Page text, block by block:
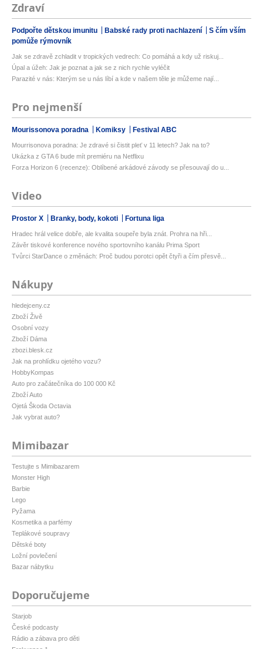
Zdraví
Podpořte dětskou imunitu Babské rady proti nachlazení
S čím vším
pomůže rýmovník
Jak se zdravě zchladit v tropických vedrech: Co pomáhá a kdy už riskuj...
Úpal a úžeh: Jak je poznat a jak se z nich rychle vyléčit
Parazité v nás: Kterým se u nás líbí a kde v našem těle je můžeme nají...
Pro nejmenší
Mourissonova poradna Komiksy Festival ABC
Mourrisonova poradna: Je zdravé si čistit pleť v 11 letech? Jak na to?
Ukázka z GTA 6 bude mít premiéru na Netflixu
Forza Horizon 6 (recenze): Oblíbené arkádové závody se přesouvají do u...
Video
Prostor X Branky, body, kokoti Fortuna liga
Hradec hrál velice dobře, ale kvalita soupeře byla znát. Prohra na hři...
Závěr tiskové konference nového sportovního kanálu Prima Sport
Tvůrci StarDance o změnách: Proč budou porotci opět čtyři a čím přesvě...
Nákupy
hledejceny.cz
Zboží Živě
Osobní vozy
Zboží Dáma
zbozi.blesk.cz
Jak na prohlídku ojetého vozu?
HobbyKompas
Auto pro začátečníka do 100 000 Kč
Zboží Auto
Ojetá Škoda Octavia
Jak vybrat auto?
Mimibazar
Testujte s Mimibazarem
Monster High
Barbie
Lego
Pyžama
Kosmetika a parfémy
Teplákové soupravy
Dětské boty
Ložní povlečení
Bazar nábytku
Doporučujeme
Starjob
České podcasty
Rádio a zábava pro děti